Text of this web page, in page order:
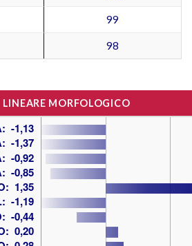
99
98
LINEARE MORFOLOGICO